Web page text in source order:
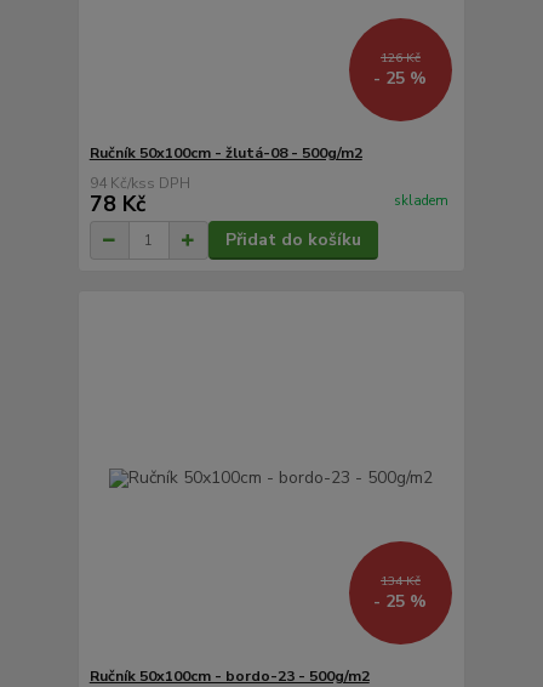
126 Kč
- 25 %
Ručník 50x100cm - žlutá-08 - 500g/m2
94 Kč/ks
78 Kč skladem
Přidat do košíku
134 Kč
- 25 %
Ručník 50x100cm - bordo-23 - 500g/m2